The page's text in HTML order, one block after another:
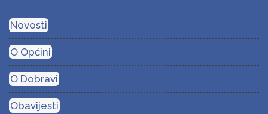
Novosti
O Općini
O Dobravi
Obavijesti